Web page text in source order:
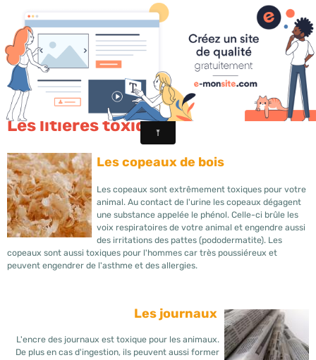
Au Bonheur Des Rongeurs
Habitat du chinchilla
Litières toxiques
Les litières toxique
Les copeaux de bois
Les copeaux sont extrêmement toxiques pour votre
animal. Au contact de l'urine les copeaux dégagent
une substance appelée le phénol. Celle-ci brûle les
voix respiratoires de votre animal et engendre aussi
des irritations des pattes (pododermatite). Les
copeaux sont aussi toxiques pour l'hommes car très poussiéreux et
peuvent engendrer de l'asthme et des allergies.
Les journaux
L'encre des journaux est toxique pour les animaux.
De plus en cas d'ingestion, ils peuvent aussi former